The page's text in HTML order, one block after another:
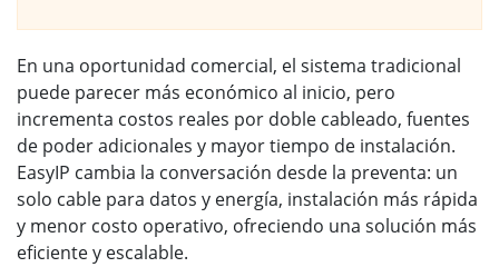
En una oportunidad comercial, el sistema tradicional
puede parecer más económico al inicio, pero
incrementa costos reales por doble cableado, fuentes
de poder adicionales y mayor tiempo de instalación.
EasyIP cambia la conversación desde la preventa: un
solo cable para datos y energía, instalación más rápida
y menor costo operativo, ofreciendo una solución más
eficiente y escalable.